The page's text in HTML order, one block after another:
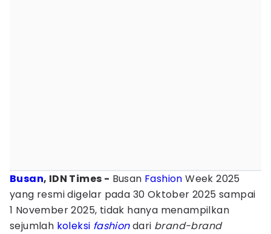
Busan, IDN Times - Busan FashionWeek 2025
yang resmi digelar pada 30 Oktober 2025 sampai
1 November 2025, tidak hanya menampilkan
sejumlah koleksi fashiondari brand-brand